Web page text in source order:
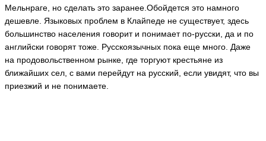
Мельнраге, но сделать это заранее.Обойдется это намного
дешевле. Языковых проблем в Клайпеде не существует, здесь
большинство населения говорит и понимает по-русски, да и по
английски говорят тоже. Русскоязычных пока еще много. Даже
на продовольственном рынке, где торгуют крестьяне из
ближайших сел, с вами перейдут на русский, если увидят, что вы
приезжий и не понимаете.